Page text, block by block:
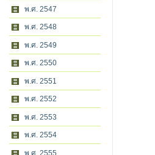
พ.ศ. 2547
พ.ศ. 2548
พ.ศ. 2549
พ.ศ. 2550
พ.ศ. 2551
พ.ศ. 2552
พ.ศ. 2553
พ.ศ. 2554
พ.ศ. 2555